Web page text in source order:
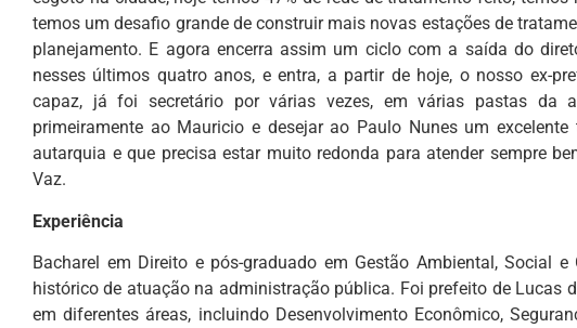
temos um desafio grande de construir mais novas estações de
planejamento. E agora encerra assim um ciclo com a saída do
nesses últimos quatro anos, e entra, a partir de hoje, o nosso ex-
capaz, já foi secretário por várias vezes, em várias pastas da
primeiramente ao Mauricio e desejar ao Paulo Nunes um
autarquia e que precisa estar muito redonda para atender sempre
Vaz.
Experiência
Bacharel em Direito e pós-graduado em Gestão Ambiental, Social
histórico de atuação na administração pública. Foi prefeito de Lucas
em diferentes áreas, incluindo Desenvolvimento Econômico,